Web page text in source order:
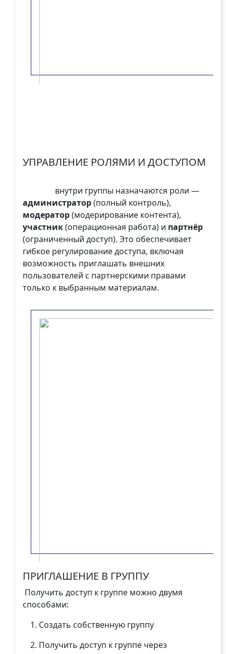
УПРАВЛЕНИЕ РОЛЯМИ И ДОСТУПОМ
администратор
модератор
участник (операционная работа) и партнёр
(ограниченный доступ). Это обеспечивает
гибкое регулирование доступа, включая
возможность приглашать внешних
пользователей с партнерскими правами
ПРИГЛАШЕНИЕ В ГРУППУ
Получить доступ к группе можно двумя
способами:
Создать собственную группу
Получить доступ к группе через